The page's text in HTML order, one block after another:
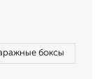
боксы